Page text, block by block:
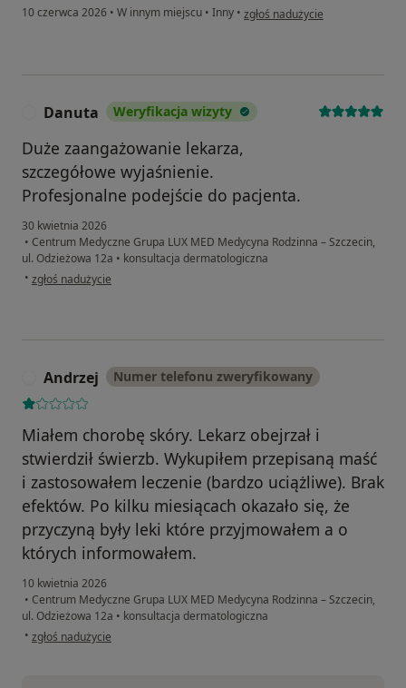
10 czerwca 2026 • W innym miejscu • Inny • w opinii użytkownika Magda M
zgłoś nadużycie
Danuta Weryfikacja wizyty
Duże zaangażowanie lekarza,
szczegółowe wyjaśnienie.
Profesjonalne podejście do pacjenta.
30 kwietnia 2026
• Centrum Medyczne Grupa LUX MED Medycyna Rodzinna – Szczecin,
ul. Odzieżowa 12a • konsultacja dermatologiczna
• w opinii użytkownika Danuta
zgłoś nadużycie
Andrzej Numer telefonu zweryfikowany
Miałem chorobę skóry. Lekarz obejrzał i
stwierdził świerzb. Wykupiłem przepisaną maść
i zastosowałem leczenie (bardzo uciążliwe). Brak
efektów. Po kilku miesiącach okazało się, że
przyczyną były leki które przyjmowałem a o
których informowałem.
10 kwietnia 2026
• Centrum Medyczne Grupa LUX MED Medycyna Rodzinna – Szczecin,
ul. Odzieżowa 12a • konsultacja dermatologiczna
• w opinii użytkownika Andrzej
zgłoś nadużycie